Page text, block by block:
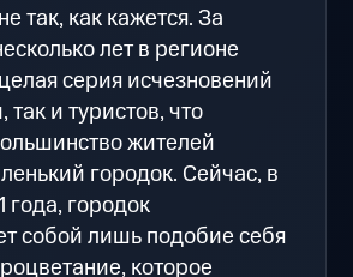
так, как кажется. За
лет в регионе
серия исчезновений
так и туристов, что
жителей
городок. Сейчас, в
года, городок
собой лишь подобие себя
которое